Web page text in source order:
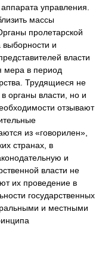
управления.
массы
пролетарской
выборности и
власти
мера в период
Трудящиеся не
органы власти, но и
отзывают
из «говорилен»,
странах, в
и
власти не
их проведение в
государственных
и местными